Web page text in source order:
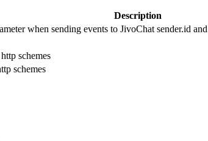
Description
when sending events to JivoChat sender.id
schemes
schemes